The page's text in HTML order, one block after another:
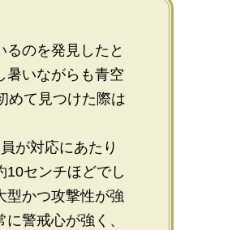
のを発見したと
暑いながらも青空
めて見つけた際は
が対応にあたり
10センチほどでし
型かつ攻撃性が強
警戒心が強く、